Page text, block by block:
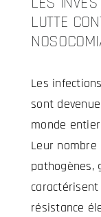
LUTTE
Les
sont
monde
Leur
pathogènes,
résistance